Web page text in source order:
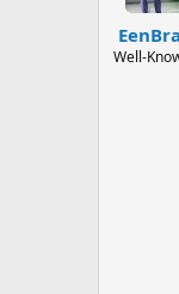
Well-